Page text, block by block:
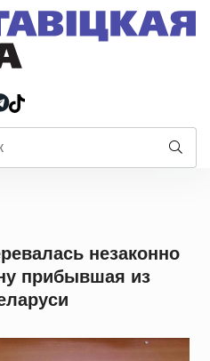
незаконно
прибывшая из